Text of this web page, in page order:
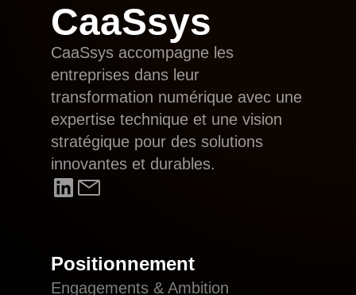
CaaSsys
CaaSsys accompagne les
entreprises dans leur
transformation numérique avec une
expertise technique et une vision
stratégique pour des solutions
innovantes et durables.
Positionnement
Engagements & Ambition